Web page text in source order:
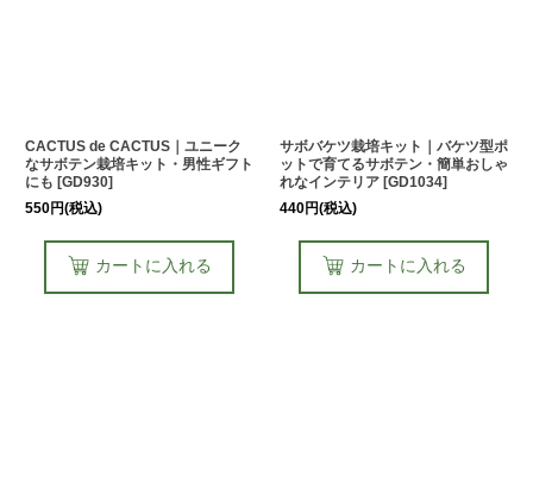
CACTUS de CACTUS｜ユニーク
なサボテン栽培キット・男性ギフト
にも [GD930]
550円(税込)
カートに入れる
サボバケツ栽培キット｜バケツ型ポ
ットで育てるサボテン・簡単おしゃ
れなインテリア [GD1034]
440円(税込)
カートに入れる